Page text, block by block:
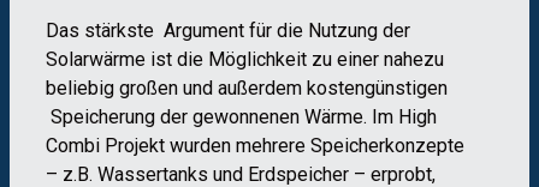
Das stärkste Argument für die Nutzung der
Solarwärme ist die Möglichkeit zu einer nahezu
beliebig großen und außerdem kostengünstigen
Speicherung der gewonnenen Wärme. Im High
Combi Projekt wurden mehrere Speicherkonzepte
– z.B. Wassertanks und Erdspeicher – erprobt,